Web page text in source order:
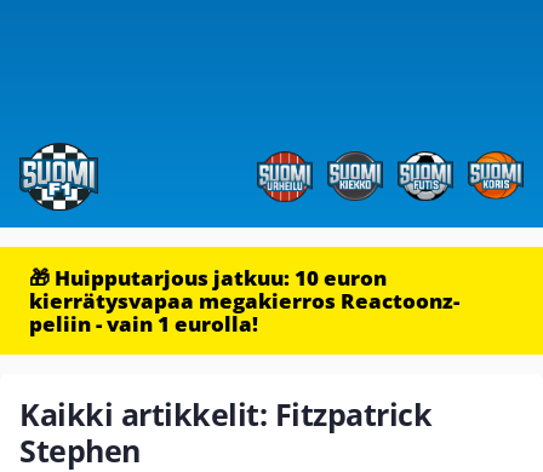
🎁 Huipputarjous jatkuu: 10 euron
kierrätysvapaa megakierros Reactoonz-
peliin - vain 1 eurolla!
Kaikki artikkelit: Fitzpatrick
Stephen